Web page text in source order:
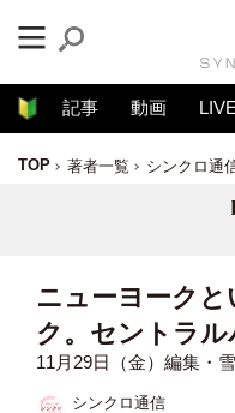
記事 動画 LIVE
TOP 著者一覧 シンクロ通
ニューヨーク
ク。セントラ
11月29日（金）編集・雪
シンクロ通信